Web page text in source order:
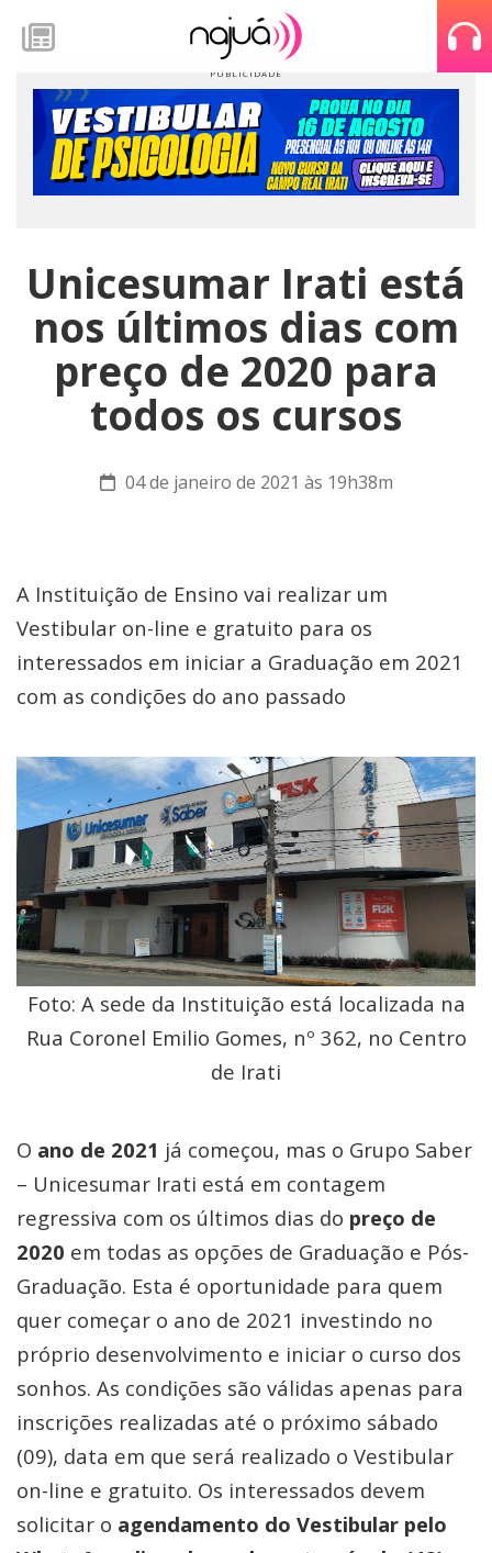
Unicesumar Irati está
nos últimos dias com
preço de 2020 para
todos os cursos
04 de janeiro de 2021 às 19h38m
A Instituição de Ensino vai realizar um
Vestibular on-line e gratuito para os
interessados em iniciar a Graduação em 2021
com as condições do ano passado
Foto: A sede da Instituição está localizada na
Rua Coronel Emilio Gomes, nº 362, no Centro
de Irati
O ano de 2021 já começou, mas o Grupo Saber
– Unicesumar Irati está em contagem
regressiva com os últimos dias do preço de
2020 em todas as opções de Graduação e Pós-
Graduação. Esta é oportunidade para quem
quer começar o ano de 2021 investindo no
próprio desenvolvimento e iniciar o curso dos
sonhos. As condições são válidas apenas para
inscrições realizadas até o próximo sábado
(09), data em que será realizado o Vestibular
on-line e gratuito. Os interessados devem
solicitar o agendamento do Vestibular pelo